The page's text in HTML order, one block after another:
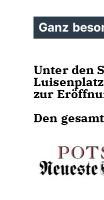
Ganz
Unter den
zur
Den